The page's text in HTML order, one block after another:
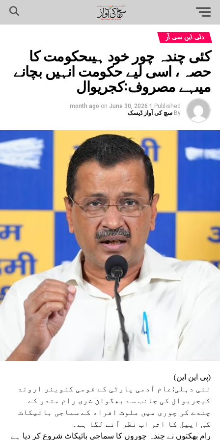
دلی این سی آر
کئی چندہ چور خود ہیںحکومت کا
حصہ ، اسی لیے حکومت انہیں بچانے
میںہے مصروف:کجریوال
Published
1 month ago
on June 30, 2026
By سچ کی آواز ڈیسک
(پی این این)
نئی دہلی:عام آدمی پارٹی کے قومی کنوینر اروند
کیجریوال کی جانب سے بھگوان شری رام مندر کے
چندے کی چوری میں ملوث افراد کے سماجی بائیکاٹ
کی اپیل کا اثر اب نظر آنے لگا ہے۔
رام بھکتوں نے چندہ چوروں کا سماجی بائیکاٹ شروع کر دیا ہے